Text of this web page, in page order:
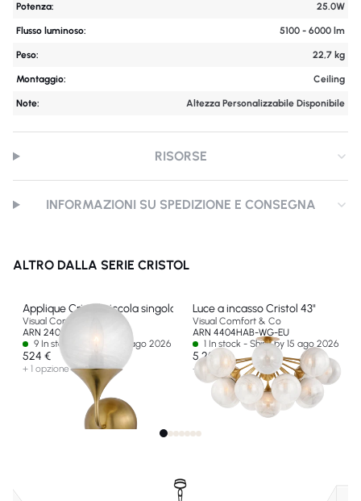
Potenza: 25.0W
Flusso luminoso: 5100 - 6000 lm
Peso: 22,7 kg
Montaggio: Ceiling
Note: Altezza Personalizzabile Disponibile
RISORSE
INFORMAZIONI SU SPEDIZIONE E CONSEGNA
ALTRO DALLA SERIE CRISTOL
Applique Cristol piccola singola
Visual Comfort & Co
ARN 2404HAB-WG-EU
9 In stock - Ships by 15 ago 2026
524 €
+ 1 opzione
Luce a incasso Cristol 43"
Visual Comfort & Co
ARN 4404HAB-WG-EU
1 In stock - Ships by 15 ago 2026
5 209 €
+ 1 opzione